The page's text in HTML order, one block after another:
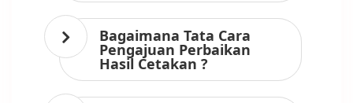
Bagaimana Tata Cara
Pengajuan Perbaikan
Hasil Cetakan ?